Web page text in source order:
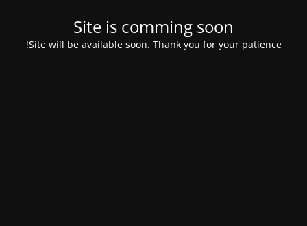
Site is comming soon
Site will be available soon. Thank you for your patience!